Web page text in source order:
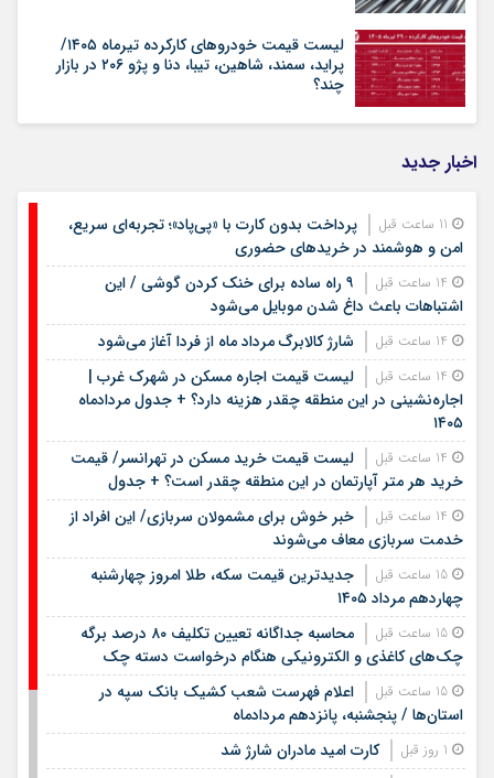
لیست قیمت خودروهای کارکرده تیرماه ۱۴۰۵/
پراید، سمند، شاهین، تیبا، دنا و پژو ۲۰۶ در بازار
چند؟
اخبار جدید
پرداخت بدون کارت با «پی‌پاد»؛ تجربه‌ای سریع،
امن و هوشمند در خریدهای حضوری
۹ راه ساده برای خنک کردن گوشی / این
اشتباهات باعث داغ شدن موبایل می‌شود
شارژ کالابرگ مرداد ماه از فردا آغاز می‌شود
لیست قیمت اجاره مسکن در شهرک غرب |
اجاره‌نشینی در این منطقه چقدر هزینه دارد؟ + جدول مردادماه
۱۴۰۵
لیست قیمت خرید مسکن در تهرانسر/ قیمت
خرید هر متر آپارتمان در این منطقه چقدر است؟ + جدول
خبر خوش برای مشمولان سربازی/ این افراد از
خدمت سربازی معاف می‌شوند
جدیدترین قیمت سکه، طلا امروز چهارشنبه
چهاردهم مرداد ۱۴۰۵
محاسبه جداگانه تعیین تکلیف ۸۰ درصد برگه
چک‌های کاغذی و الکترونیکی هنگام درخواست دسته چک
اعلام فهرست شعب کشیک بانک سپه در
استان‌ها / پنجشنبه، پانزدهم مردادماه
کارت امید مادران شارژ شد